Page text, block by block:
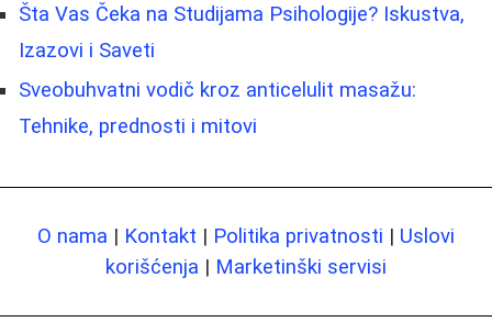
Šta Vas Čeka na Studijama Psihologije? Iskustva,
Izazovi i Saveti
Sveobuhvatni vodič kroz anticelulit masažu:
Tehnike, prednosti i mitovi
O nama | Kontakt | Politika privatnosti | Uslovi
korišćenja | Marketinški servisi